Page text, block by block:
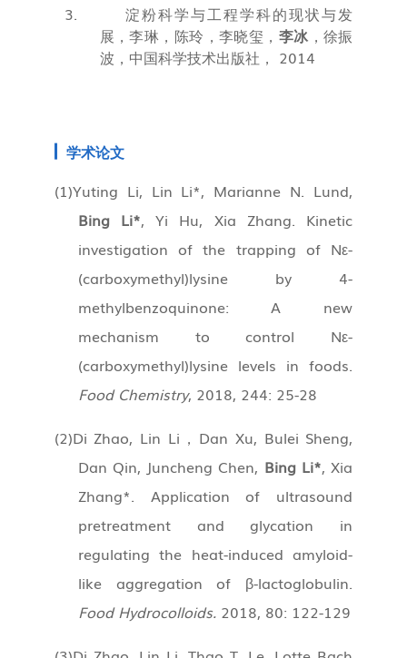
淀粉科学与工程学科的现状与发
展，李琳，陈玲，李晓玺， 李冰 ，徐振
波，中国科学技术出版社， 2014
学术论文
(1)Yuting Li, Lin Li*, Marianne N. Lund,
Bing Li*, Yi Hu, Xia Zhang. Kinetic
investigation of the trapping of Nε-
(carboxymethyl)lysine by 4-
methylbenzoquinone: A new
mechanism to control Nε-
(carboxymethyl)lysine levels in foods.
Food Chemistry, 2018, 244: 25-28
(2)Di Zhao, Lin Li ， Dan Xu, Bulei Sheng,
Dan Qin, Juncheng Chen, Bing Li*, Xia
Zhang*. Application of ultrasound
pretreatment and glycation in
regulating the heat-induced amyloid-
like aggregation of β-lactoglobulin.
Food Hydrocolloids.2018, 80: 122-129